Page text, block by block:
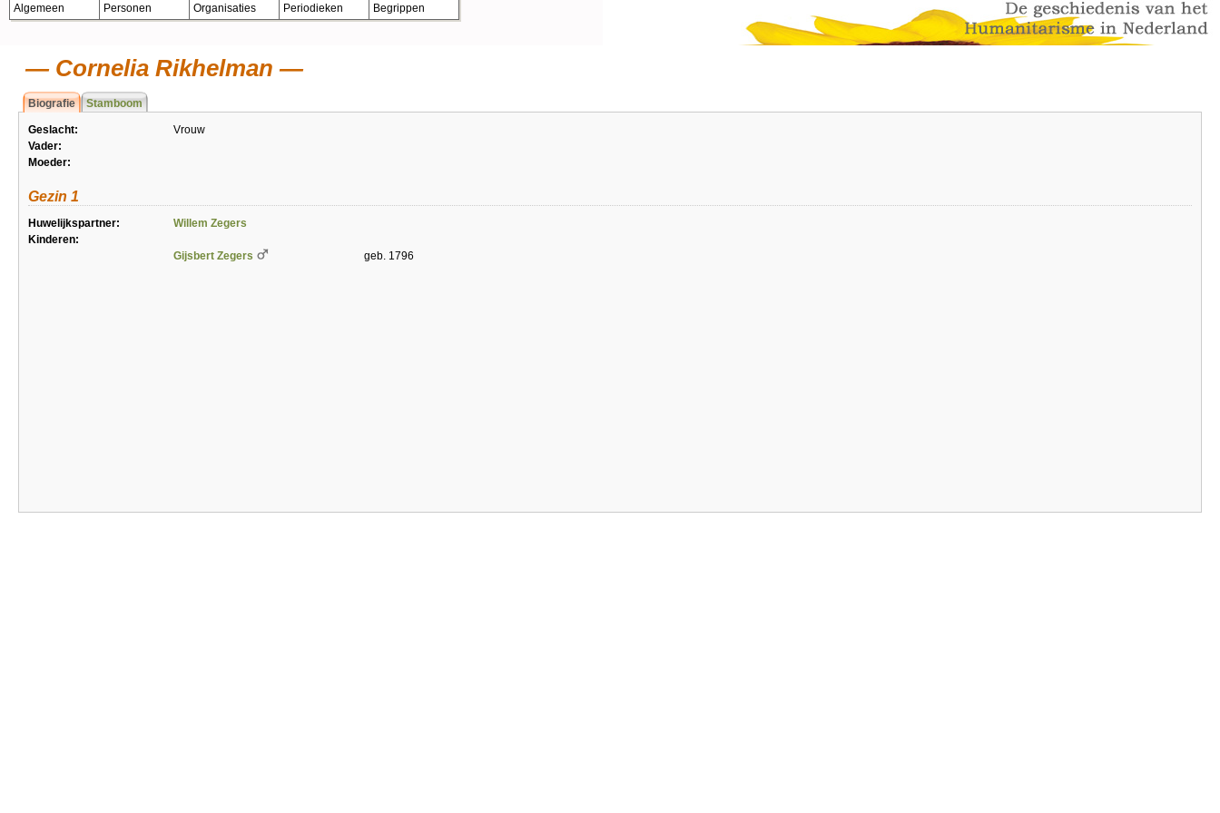
Algemeen Personen Organisaties Periodieken Begrippen
Cornelia Rikhelman
Biografie Stamboom
Geslacht:
Vrouw
Vader:
Moeder:
Gezin 1
Huwelijkspartner:
Willem Zegers
Kinderen:
Gijsbert Zegers
geb. 1796